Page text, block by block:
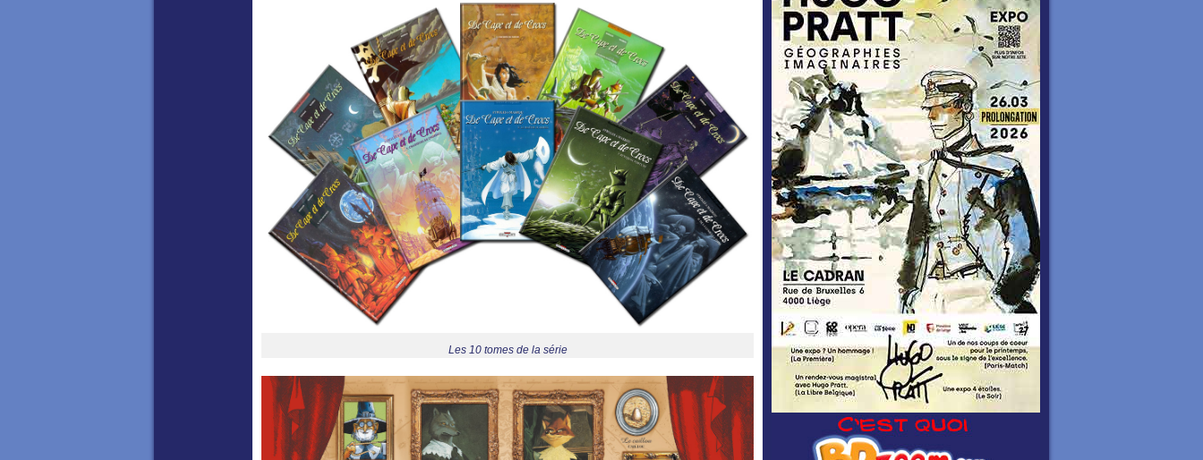
Les 10 tomes de la série